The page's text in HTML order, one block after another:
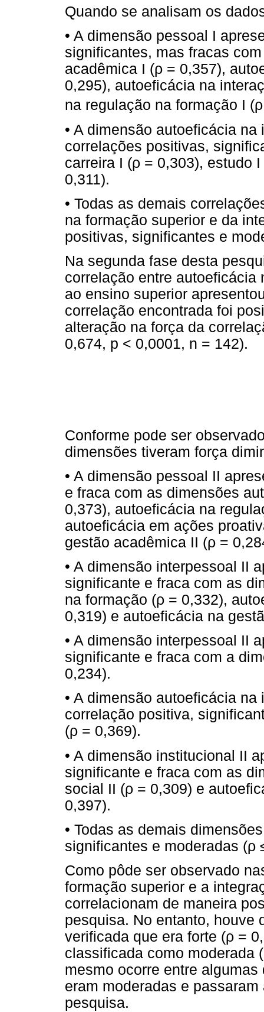
Quando se analisam os
• A dimensão pessoal I
significantes, mas fracas
acadêmica I (ρ = 0,357),
0,295), autoeficácia na
na regulação na formação I
• A dimensão autoeficácia
correlações positivas,
carreira I (ρ = 0,303), estudo
0,311).
• Todas as demais
na formação superior e da
positivas, significantes e
Na segunda fase desta
correlação entre autoeficácia
ao ensino superior
correlação encontrada foi
alteração na força da
0,674, p < 0,0001, n = 142).
Conforme pode ser
dimensões tiveram força
• A dimensão pessoal II
e fraca com as dimensões
0,373), autoeficácia na
autoeficácia em ações
gestão acadêmica II (ρ =
• A dimensão interpessoal II
significante e fraca com as
na formação (ρ = 0,332),
0,319) e autoeficácia na
• A dimensão interpessoal II
significante e fraca com a
0,234).
• A dimensão autoeficácia
correlação positiva,
(ρ = 0,369).
• A dimensão institucional II
significante e fraca com as
social II (ρ = 0,309) e
0,397).
• Todas as demais
significantes e moderadas (ρ
Como pôde ser observado
formação superior e a
correlacionam de maneira
pesquisa. No entanto, houve
verificada que era forte (ρ =
classificada como moderada
mesmo ocorre entre
eram moderadas e
pesquisa.